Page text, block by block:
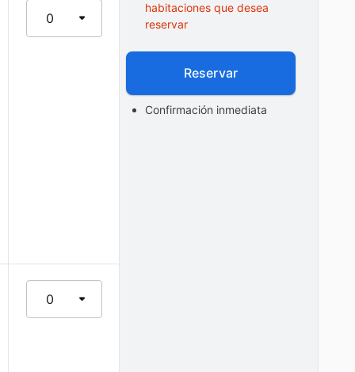
0
0
habitaciones que desea
reservar
Reservar
Confirmación inmediata